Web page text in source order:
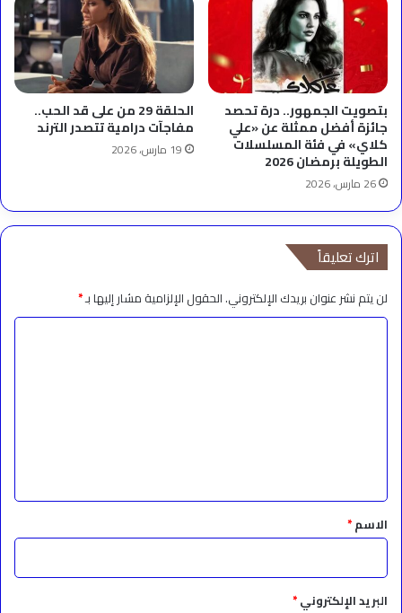
بتصويت الجمهور.. درة تحصد
جائزة أفضل ممثلة عن «علي
كلاي» في فئة المسلسلات
الطويلة برمضان 2026
26 مارس، 2026
الحلقة 29 من على قد الحب..
مفاجآت درامية تتصدر الترند
19 مارس، 2026
اترك تعليقاً
لن يتم نشر عنوان بريدك الإلكتروني.الحقول الإلزامية مشار إليها بـ*
ق
*الاسم*
البريد الإلكتروني*